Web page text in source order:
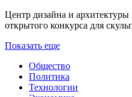
Центр дизайна и
открытого конкурса для
Показать еще
Общество
Политика
Технологии